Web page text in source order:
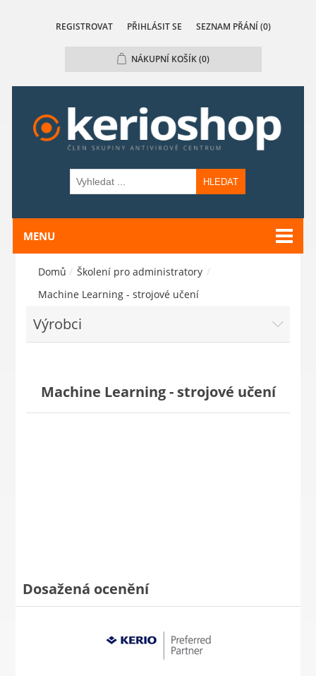
REGISTROVAT PŘIHLÁSIT SE SEZNAM PŘÁNÍ (0)
NÁKUPNÍ KOŠÍK(0)
HLEDAT
MENU
Domů / Školení pro administratory /
Machine Learning - strojové učení
Výrobci
Machine Learning - strojové učení
Dosažená ocenění